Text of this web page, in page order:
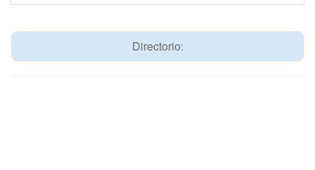
Directorio: